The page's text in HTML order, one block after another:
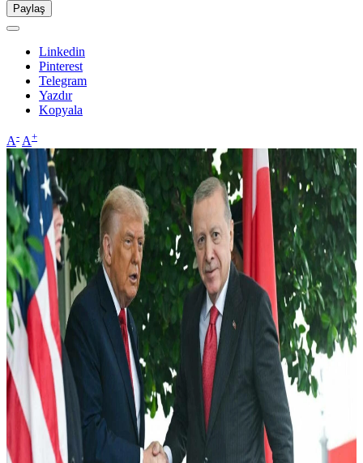
Paylaş
Linkedin
Pinterest
Telegram
Yazdır
Kopyala
A- A+